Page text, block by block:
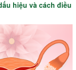
hiệu và cách điều